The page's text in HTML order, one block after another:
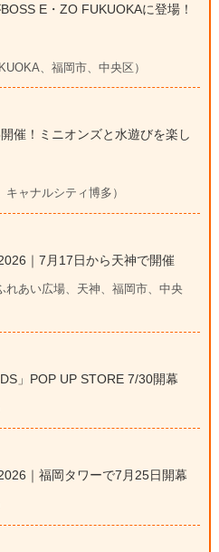
E・ZO FUKUOKAに登場！
、福岡市、中央区）
催！ミニオンズと水遊びを楽し
ャナルシティ博多）
｜7月17日から天神で開催
あい広場、天神、福岡市、中央
」POP UP STORE 7/30開幕
｜福岡タワーで7月25日開幕